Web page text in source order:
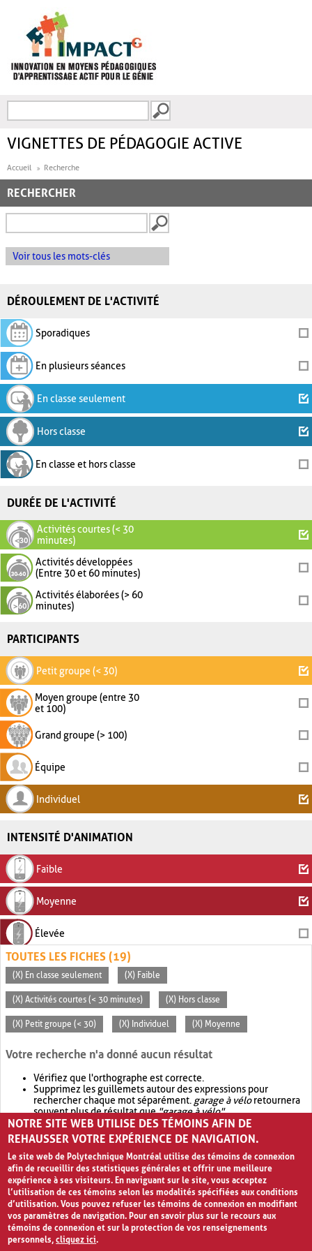
FORMULAIRE DE
VIGNETTES DE PÉDAGOGIE ACTIVE
Accueil Recherche
RECHERCHER
Voir tous les mots-clés
DÉROULEMENT DE L'ACTIVITÉ
Sporadiques
En plusieurs séances
En classe seulement
Hors classe
En classe et hors classe
DURÉE DE L'ACTIVITÉ
Activités courtes (< 30
minutes)
Activités développées
(Entre 30 et 60 minutes)
Activités élaborées (> 60
minutes)
PARTICIPANTS
Petit groupe (< 30)
Moyen groupe (entre 30
et 100)
Grand groupe (> 100)
Équipe
Individuel
INTENSITÉ D'ANIMATION
Faible
Moyenne
Élevée
TOUTES LES FICHES (19)
(X) En classe seulement (X) Faible
(X) Activités courtes (< 30 minutes) (X) Hors classe
(X) Petit groupe (< 30) (X) Individuel (X) Moyenne
Votre recherche n'a donné aucun résultat
Vérifiez que l'orthographe est correcte.
Supprimez les guillemets autour des expressions pour
rechercher chaque mot séparément. garage à véloretournera
souvent plus de résultat que"garage à vélo".
Envisagez d'élargir votre recherche avec OR.garage OR vélo
retournera souvent plus de résultat quegarage à vélo
NOTRE SITE WEB UTILISE DES TÉMOINS AFIN DE
REHAUSSER VOTRE EXPÉRIENCE DE NAVIGATION.
Le site web de Polytechnique Montréal utilise des témoins de connexion
afin de recueillir des statistiques générales et offrir une meilleure
expérience à ses visiteurs. En naviguant sur le site, vous acceptez
l’utilisation de ces témoins selon les modalités spécifiées aux conditions
d’utilisation. Vous pouvez refuser les témoins de connexion en modifiant
vos paramètres de navigation. Pour en savoir plus sur le recours aux
témoins de connexion et sur la protection de vos renseignements
personnels,cliquez ici.